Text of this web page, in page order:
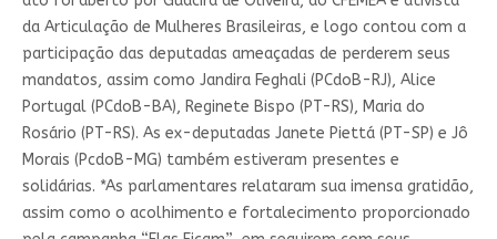
da Articulação de Mulheres Brasileiras, e logo contou com a
participação das deputadas ameaçadas de perderem seus
mandatos, assim como Jandira Feghali (PCdoB-RJ), Alice
Portugal (PCdoB-BA), Reginete Bispo (PT-RS), Maria do
Rosário (PT-RS). As ex-deputadas Janete Piettá (PT-SP) e Jô
Morais (PcdoB-MG) também estiveram presentes e
solidárias. *As parlamentares relataram sua imensa gratidão,
assim como o acolhimento e fortalecimento proporcionado